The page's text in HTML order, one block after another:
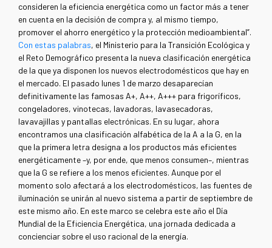
consideren la eficiencia energética como un factor más a tener
en cuenta en la decisión de compra y, al mismo tiempo,
promover el ahorro energético y la protección medioambiental”.
Con estas palabras, el Ministerio para la Transición Ecológica y
el Reto Demográfico presenta la nueva clasificación energética
de la que ya disponen los nuevos electrodomésticos que hay en
el mercado. El pasado lunes 1 de marzo desaparecían
definitivamente las famosas A+, A++, A+++ para frigoríficos,
congeladores, vinotecas, lavadoras, lavasecadoras,
lavavajillas y pantallas electrónicas. En su lugar, ahora
encontramos una clasificación alfabética de la A a la G, en la
que la primera letra designa a los productos más eficientes
energéticamente –y, por ende, que menos consumen–, mientras
que la G se refiere a los menos eficientes. Aunque por el
momento solo afectará a los electrodomésticos, las fuentes de
iluminación se unirán al nuevo sistema a partir de septiembre de
este mismo año. En este marco se celebra este año el Día
Mundial de la Eficiencia Energética, una jornada dedicada a
concienciar sobre el uso racional de la energía.